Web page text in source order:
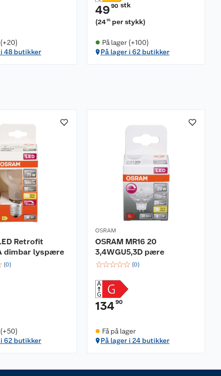
i 48 butikker
49 90 stk
(24 95 per stykk)
På lager (+100)
På lager i 62 butikker
Retrofit
dimbar lyspære
(0)
i 62 butikker
OSRAM
OSRAM MR16 20
3,4WGU5,3D pære
☆☆☆☆☆ (0)
13490
Få på lager
På lager i 24 butikker